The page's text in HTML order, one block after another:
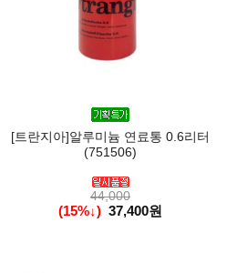
[트란지아]알루미늄 연료통 0.6리터
(751506)
44,000
(15%↓) 37,400원